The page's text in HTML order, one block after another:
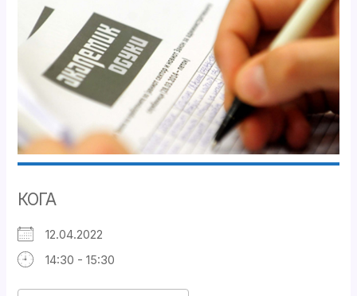
КОГА
12.04.2022
14:30 - 15:30